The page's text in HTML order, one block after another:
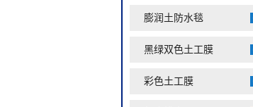
膨润土防水毯
黑绿双色土工膜
彩色土工膜